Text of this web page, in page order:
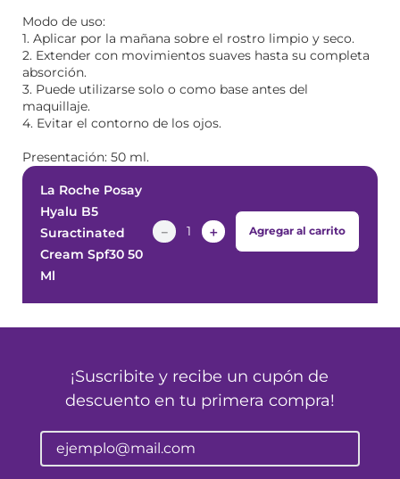
Modo de uso:
1. Aplicar por la mañana sobre el rostro limpio y seco.
2. Extender con movimientos suaves hasta su completa
absorción.
3. Puede utilizarse solo o como base antes del
maquillaje.
4. Evitar el contorno de los ojos.
Presentación: 50 ml.
La Roche Posay
Hyalu B5
Suractinated
Cream Spf30 50
Ml
＋
－ Agregar al carrito
¡Suscribite y recibe un cupón de
descuento en tu primera compra!